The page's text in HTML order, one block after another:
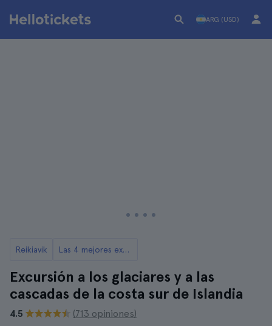
ARG (USD)
Reikiavik Las 4 mejores excursiones a los glaciares de Islandia
Excursión a los glaciares y a las
cascadas de la costa sur de Islandia
4.5
(713 opiniones)